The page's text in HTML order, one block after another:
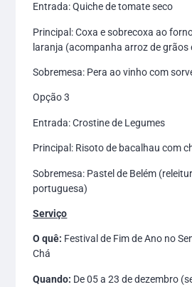
Entrada: Quiche de tomate seco
Principal: Coxa e sobrecoxa ao
laranja (acompanha arroz de grãos
Sobremesa: Pera ao vinho com
Opção 3
Entrada: Crostine de Legumes
Principal: Risoto de bacalhau com
Sobremesa: Pastel de Belém
portuguesa)
Serviço
O quê: Festival de Fim de Ano no
Chá
Quando: De 05 a 23 de dezembro